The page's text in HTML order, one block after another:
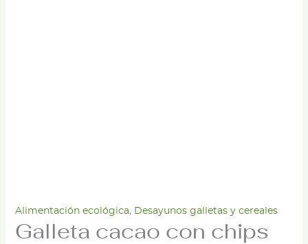
Alimentación ecológica, Desayunos galletas y cereales
Galleta cacao con chips